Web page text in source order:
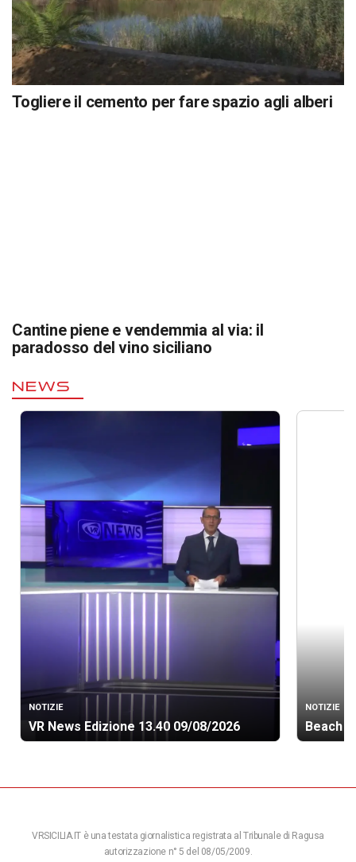
Togliere il cemento per fare spazio agli alberi
Cantine piene e vendemmia al via: il
paradosso del vino siciliano
NEWS
NOTIZIE
VR News Edizione 13.40 09/08/2026
NOTIZIE
Beach
VRSICILIA.IT è una testata giornalistica registrata al Tribunale di Ragusa
autorizzazione n° 5 del 08/05/2009.